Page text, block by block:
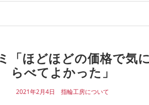
「ほどほどの価格で気
らべてよかった」
2021年2月4日 指輪工房について